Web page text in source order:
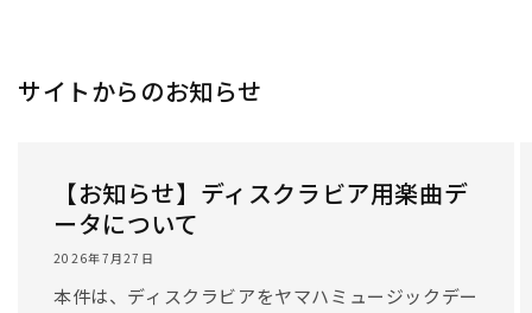
サイトからのお知らせ
【お知らせ】ディスクラビア用楽曲デ
ータについて
2026年7月27日
本件は、ディスクラビアをヤマハミュージックデー